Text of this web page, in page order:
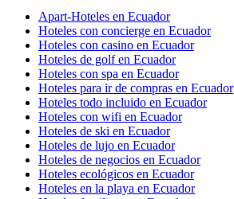
Apart-Hoteles en Ecuador
Hoteles con concierge en Ecuador
Hoteles con casino en Ecuador
Hoteles de golf en Ecuador
Hoteles con spa en Ecuador
Hoteles para ir de compras en Ecuador
Hoteles todo incluido en Ecuador
Hoteles con wifi en Ecuador
Hoteles de ski en Ecuador
Hoteles de lujo en Ecuador
Hoteles de negocios en Ecuador
Hoteles ecológicos en Ecuador
Hoteles en la playa en Ecuador